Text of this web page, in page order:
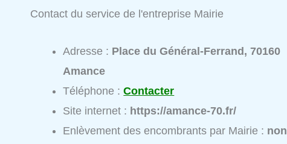
Contact du service de l'entreprise Mairie
Adresse : Place du Général-Ferrand, 70160
Amance
Téléphone :Contacter
Site internet : https://amance-70.fr/
Enlèvement des encombrants par Mairie : non